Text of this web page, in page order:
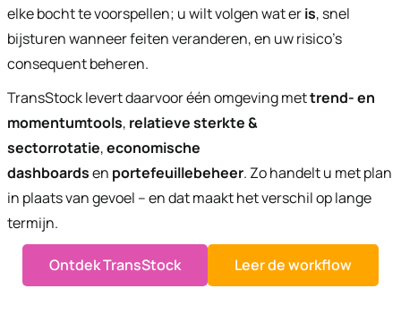
elke bocht te voorspellen; u wilt volgen wat eris, snel
bijsturen wanneer feiten veranderen, en uw risico’s
consequent beheren.
TransStock levert daarvoor één omgeving mettrend- en
momentumtools, relatieve sterkte &
sectorrotatie,economische
dashboardsen portefeuillebeheer. Zo handelt u met plan
in plaats van gevoel – en dat maakt het verschil op lange
termijn.
Ontdek TransStock Leer de workflow